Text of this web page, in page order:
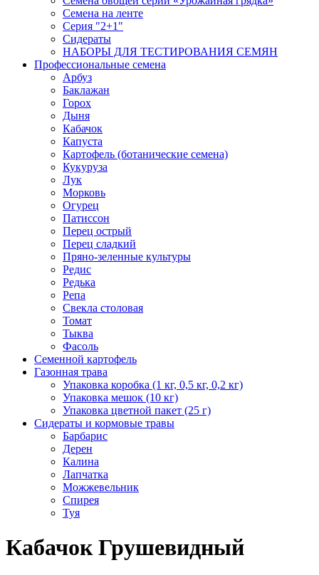
Семена на ленте
Серия "2+1"
Сидераты
НАБОРЫ ДЛЯ ТЕСТИРОВАНИЯ СЕМЯН
Профессиональные семена
Арбуз
Баклажан
Горох
Дыня
Кабачок
Капуста
Картофель (ботанические семена)
Кукуруза
Лук
Морковь
Огурец
Патиссон
Перец острый
Перец сладкий
Пряно-зеленные культуры
Редис
Редька
Репа
Свекла столовая
Томат
Тыква
Фасоль
Семенной картофель
Газонная трава
Упаковка коробка (1 кг, 0,5 кг, 0,2 кг)
Упаковка мешок (10 кг)
Упаковка цветной пакет (25 г)
Сидераты и кормовые травы
Барбарис
Дерен
Калина
Лапчатка
Можжевельник
Спирея
Туя
Кабачок Грушевидный